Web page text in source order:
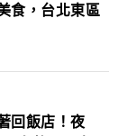
食，台北東區
回飯店！夜